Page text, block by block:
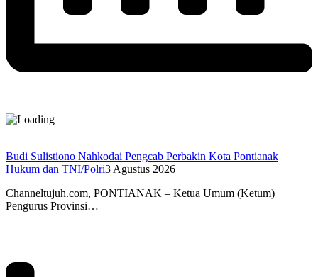
Budi Sulistiono Nahkodai Pengcab Perbakin Kota Pontianak
Hukum dan TNI/Polri3 Agustus 2026
Channeltujuh.com, PONTIANAK – Ketua Umum (Ketum)
Pengurus Provinsi…